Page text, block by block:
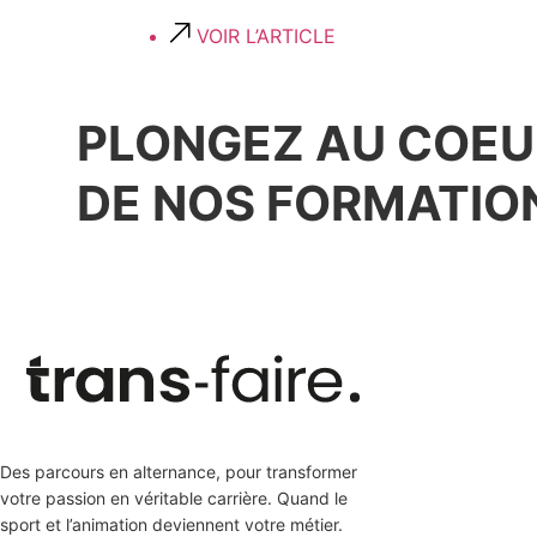
VOIR L’ARTICLE
PLONGEZ AU
DE NOS
Des parcours en alternance, pour transformer
votre passion en véritable carrière. Quand le
sport et l’animation deviennent votre métier.